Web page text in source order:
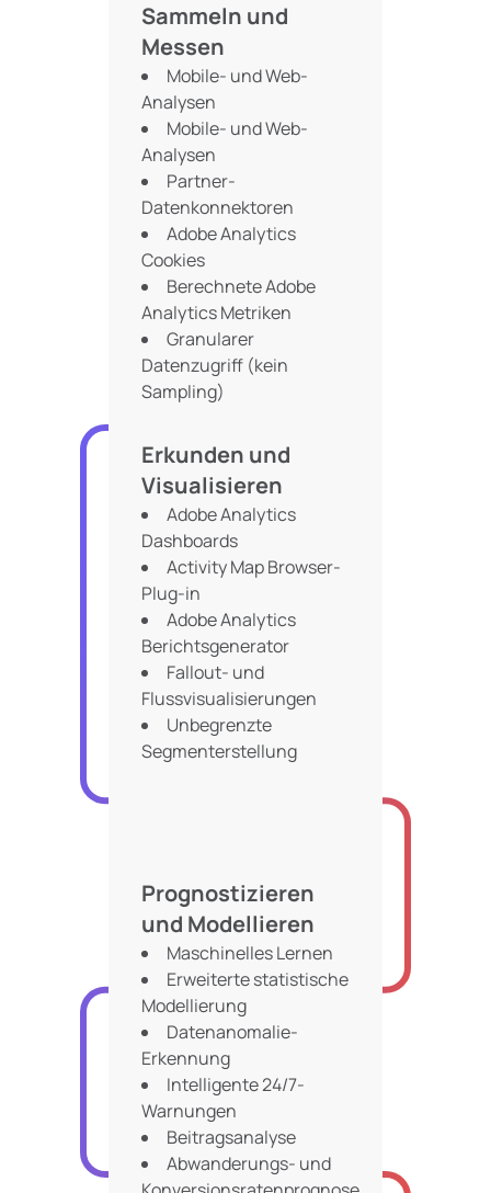
Sammeln und
Messen
Mobile- und Web-
Analysen
Mobile- und Web-
Analysen
Partner-
Datenkonnektoren
Adobe Analytics
Cookies
Berechnete Adobe
Analytics Metriken
Granularer
Datenzugriff (kein
Sampling)
Erkunden und
Visualisieren
Adobe Analytics
Dashboards
Activity Map Browser-
Plug-in
Adobe Analytics
Berichtsgenerator
Fallout- und
Flussvisualisierungen
Unbegrenzte
Segmenterstellung
Prognostizieren
und Modellieren
Maschinelles Lernen
Erweiterte statistische
Modellierung
Datenanomalie-
Erkennung
Intelligente 24/7-
Warnungen
Beitragsanalyse
Abwanderungs- und